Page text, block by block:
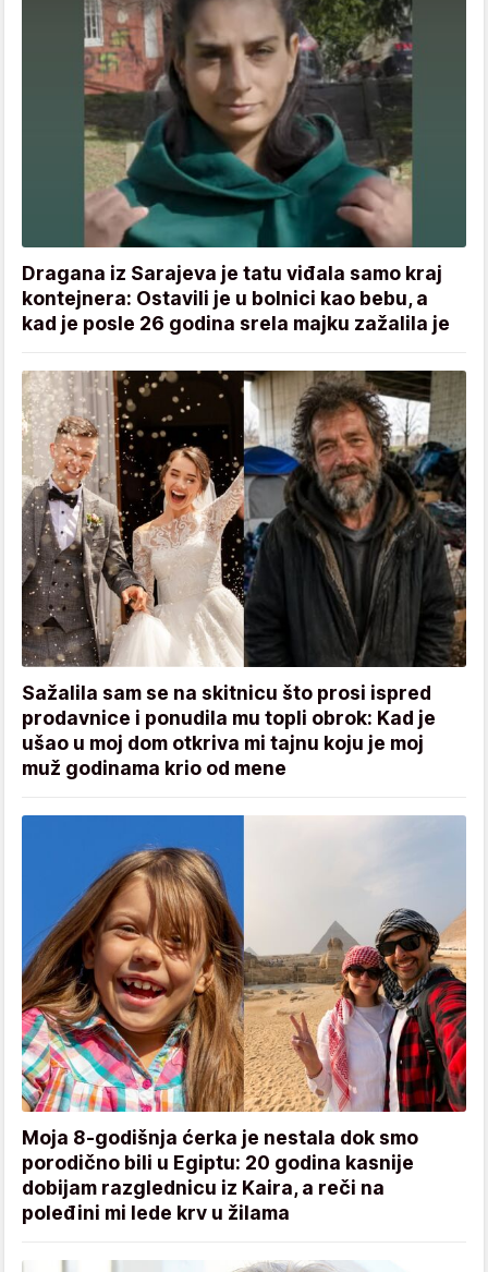
Dragana iz Sarajeva je tatu viđala samo kraj
kontejnera: Ostavili je u bolnici kao bebu, a
kad je posle 26 godina srela majku zažalila je
Sažalila sam se na skitnicu što prosi ispred
prodavnice i ponudila mu topli obrok: Kad je
ušao u moj dom otkriva mi tajnu koju je moj
muž godinama krio od mene
Moja 8-godišnja ćerka je nestala dok smo
porodično bili u Egiptu: 20 godina kasnije
dobijam razglednicu iz Kaira, a reči na
poleđini mi lede krv u žilama